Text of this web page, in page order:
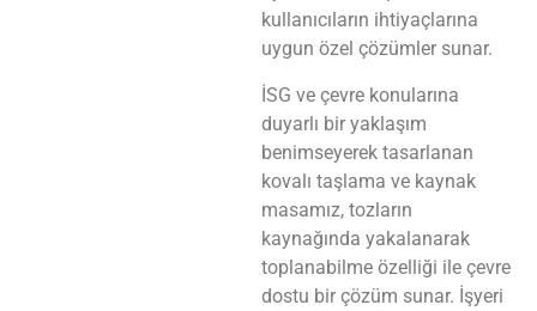
kullanıcıların ihtiyaçlarına
uygun özel çözümler sunar.
İSG ve çevre konularına
duyarlı bir yaklaşım
benimseyerek tasarlanan
kovalı taşlama ve kaynak
masamız, tozların
kaynağında yakalanarak
toplanabilme özelliği ile çevre
dostu bir çözüm sunar. İşyeri